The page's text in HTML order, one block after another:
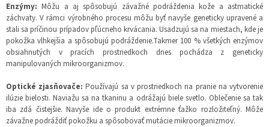
Enzýmy: Môžu a aj spôsobujú závažné podráždenia kože a astmatické
záchvaty. V rámci výrobného procesu môžu byť navyše geneticky upravené a
stali sa príčinou prípadov pľúcneho krvácania. Usadzujú sa na miestach, kde je
pokožka vlhkejšia a spôsobujú podráždenie.Takmer 100 % všetkých enzýmov
obsiahnutých v pracích prostriedkoch dnes pochádza z geneticky
manipulovaných mikroorganizmov.
Optické zjasňovače: Používajú sa v prostriedkoch na pranie na vytvorenie
ilúzie bielosti. Naviažu sa na tkaninu a odrážajú biele svetlo. Oblečenie sa tak
iba zdá čistejšie. Navyše ide o produkt extrémne ťažko rozložiteľný. Môže
závažne podráždiť pokožku a spôsobovať mutácie mikroorganizmov.